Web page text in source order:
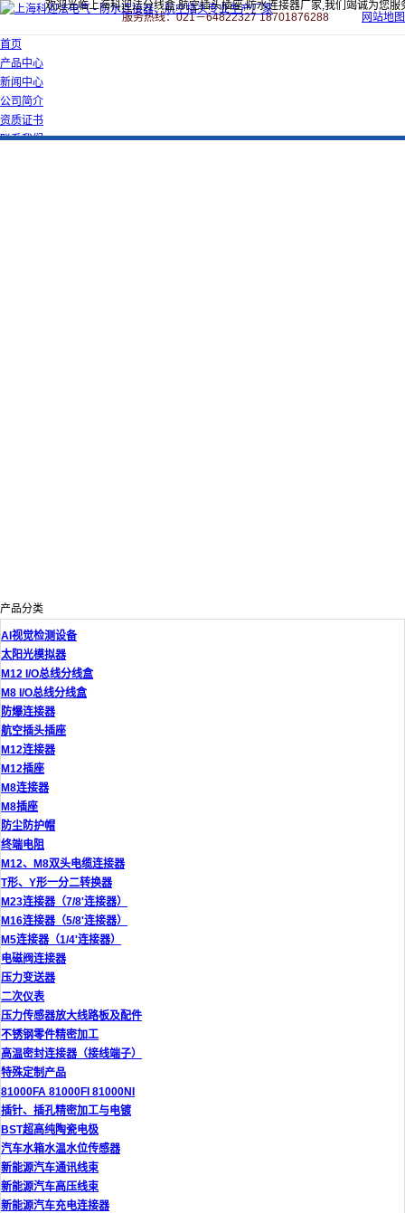
欢迎光临上海科迎法分线盒,航空插头插座,防水连接器厂家,我们竭诚为您服
服务热线：021－64822327 18701876288
网站地图
首页
产品中心
新闻中心
公司简介
资质证书
联系我们
产品分类
AI视觉检测设备
太阳光模拟器
M12 I/O总线分线盒
M8 I/O总线分线盒
防爆连接器
航空插头插座
M12连接器
M12插座
M8连接器
M8插座
防尘防护帽
终端电阻
M12、M8双头电缆连接器
T形、Y形一分二转换器
M23连接器（7/8'连接器）
M16连接器（5/8'连接器）
M5连接器（1/4'连接器）
电磁阀连接器
压力变送器
二次仪表
压力传感器放大线路板及配件
不锈钢零件精密加工
高温密封连接器（接线端子）
特殊定制产品
81000FA 81000FI 81000NI
插针、插孔精密加工与电镀
BST超高纯陶瓷电极
汽车水箱水温水位传感器
新能源汽车通讯线束
新能源汽车高压线束
新能源汽车充电连接器